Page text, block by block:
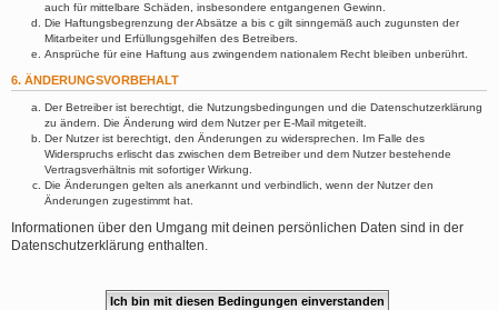
auch für mittelbare Schäden, insbesondere entgangenen Gewinn.
Die Haftungsbegrenzung der Absätze a bis c gilt sinngemäß auch zugunsten der
Mitarbeiter und Erfüllungsgehilfen des Betreibers.
Ansprüche für eine Haftung aus zwingendem nationalem Recht bleiben unberührt.
6. ÄNDERUNGSVORBEHALT
Der Betreiber ist berechtigt, die Nutzungsbedingungen und die Datenschutzerklärung
zu ändern. Die Änderung wird dem Nutzer per E-Mail mitgeteilt.
Der Nutzer ist berechtigt, den Änderungen zu widersprechen. Im Falle des
Widerspruchs erlischt das zwischen dem Betreiber und dem Nutzer bestehende
Vertragsverhältnis mit sofortiger Wirkung.
Die Änderungen gelten als anerkannt und verbindlich, wenn der Nutzer den
Änderungen zugestimmt hat.
Informationen über den Umgang mit deinen persönlichen Daten sind in der
Datenschutzerklärung enthalten.